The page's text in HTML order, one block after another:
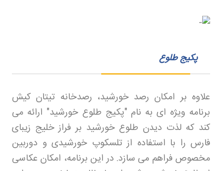
پکیج طلوع
علاوه بر امکان رصد خورشید، رصدخانه تیتان کیش
برنامه ویژه‌ ای به نام "پکیج طلوع خورشید" ارائه می‌
کند که لذت دیدن طلوع خورشید بر فراز خلیج زیبای
فارس را با استفاده از تلسکوپ خورشیدی و دوربین
مخصوص فراهم می‌ سازد. در این برنامه، امکان عکاسی